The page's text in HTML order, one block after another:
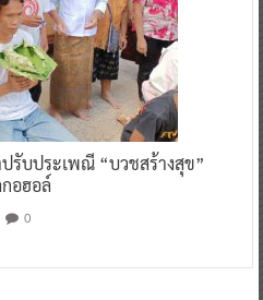
รับประเพณี “บวชสร้างสุข”
กอฮอล์
0